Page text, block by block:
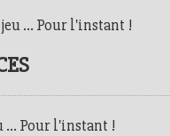
... Pour l'instant !
... Pour l'instant !